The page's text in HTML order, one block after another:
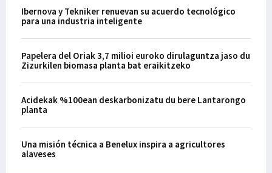
Ibernova y Tekniker renuevan su acuerdo tecnológico
para una industria inteligente
Papelera del Oriak 3,7 milioi euroko dirulaguntza jaso du
Zizurkilen biomasa planta bat eraikitzeko
Acidekak %100ean deskarbonizatu du bere Lantarongo
planta
Una misión técnica a Benelux inspira a agricultores
alaveses